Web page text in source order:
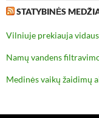
STATYBINĖS
Vilniuje prekiauja
Namų vandens
Medinės vaikų žaidimų